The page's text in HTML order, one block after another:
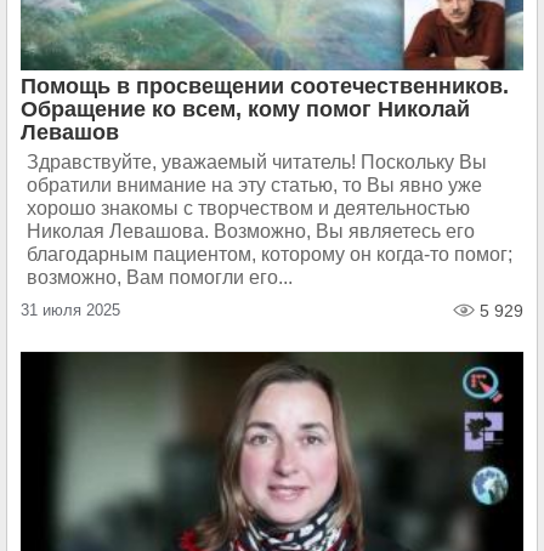
Помощь в просвещении соотечественников.
Обращение ко всем, кому помог Николай
Левашов
Здравствуйте, уважаемый читатель! Поскольку Вы
обратили внимание на эту статью, то Вы явно уже
хорошо знакомы с творчеством и деятельностью
Николая Левашова. Возможно, Вы являетесь его
благодарным пациентом, которому он когда-то помог;
возможно, Вам помогли его...
31 июля 2025 5 929